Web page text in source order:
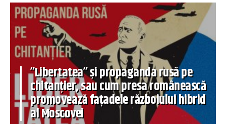
”Libertatea” și propaganda rusă pe
chitanțier, sau cum presa românească
promovează fațadele războiului hibrid
al Moscovei